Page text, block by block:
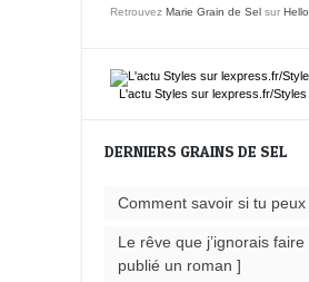
Retrouvez Marie Grain de Sel sur
L'actu Styles sur lexpress.fr/Styles
DERNIERS GRAINS DE SEL
Comment savoir si tu
Le rêve que j’ignorais faire
publié un roman ]